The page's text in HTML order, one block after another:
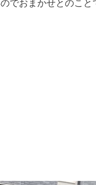
でおまかせとのこと